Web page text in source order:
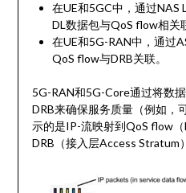
在UE和5GC中，通过NAS
DL数据包与QoS flow相关
在UE和5G-RAN中，通过
QoS flow与DRB关联。
5G-RAN和5G-Core通过将数
DRB来确保服务质量（例如，
示的是IP-流映射到QoS flow
DRB（接入层Access Stratum